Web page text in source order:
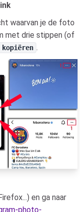
waarvan je de foto
met drie stippen (of
.
en ga naar
photo-